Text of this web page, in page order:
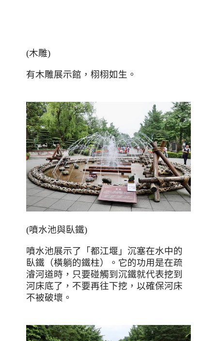
(木雕)
有木雕展示館，栩栩如生。
(噴水池與臥鐵)
噴水池展示了「都江堰」沉塞在水中的
臥鐵（橫躺的鐵柱）。它的功用是在疏
濬河道時，只要碰觸到沉鐵就代表挖到
河床底了，不要再往下挖，以確保河床
不被破壞。